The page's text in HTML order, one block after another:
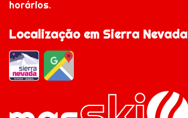
horários.
Localização em Sierra Nevada